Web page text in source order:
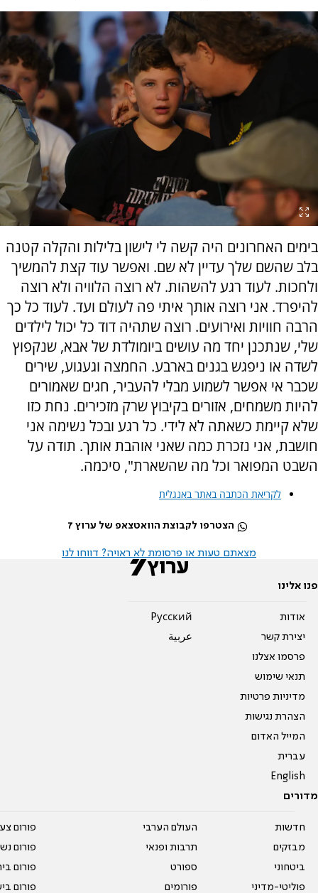
בימים האחרונים היה קשה לי לישון בלילות והקלה קטנה
בלב שהשם שלך עדיין לא שם. ואפשר עוד קצת להמשיך
ולחכות. לעוד רגע להשהות. לא רוצה הלוויה ולא רוצה
להיפרד. אני רוצה אותך איתי פה לעולם ועד. לעוד כל כך
הרבה חוויות ואירועים. רוצה שתהיה דוד כל יכול לילדים
שלי, שנתכנן יחד מה עושים ביומולדת של אבא, שנקפוץ
לשדה או ניפגש בגנים בארבע. החמצה וגעגוע, שירים
שכבר אי אפשר לשמוע מבלי להעביר, חגים שאמורים
להיות משמחים, אזורים בקיבוץ שרק מזכירים. נחת כזו
שלא קיימת כשאתה לא לידי. כל רגע ובכל נשימה אני
חושבת, אני נזכרת כמה שאני אוהבת אותך. תודה על
השבט המפואר וכל מה שהשארת", סיכמה.
לקריאת הכתבה באתר באנגלית
הצטרפו לקבוצת הוואטצאפ של ערוץ 7
מצאתם טעות או פרסומת לא ראויה? דווחו לנו
פנו אלינו
אודות
יצירת קשר
פרסמו אצלנו
תנאי שימוש
מדיניות פרטיות
הצהרת נגישות
המייל האדום
עברית
English
Pусский
عربية
מדורים
חדשות
מבזקים
ביטחוני
פוליטי-מדיני
העולם הערבי
תרבות ופנאי
ספורט
פורומים
פורום
פורום
פורום
פורום